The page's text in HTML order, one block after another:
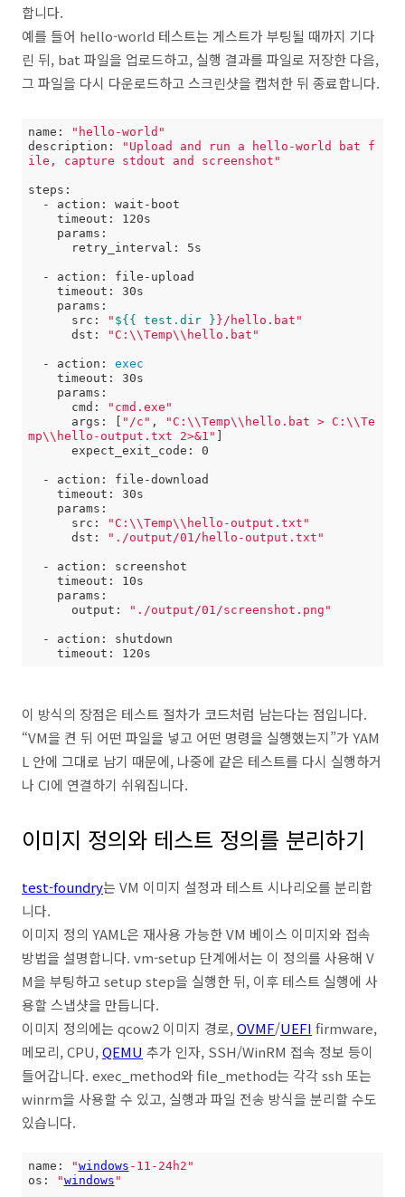
합니다.
예를 들어 hello-world 테스트는 게스트가 부팅될 때까지 기다
린 뒤, bat 파일을 업로드하고, 실행 결과를 파일로 저장한 다음,
그 파일을 다시 다운로드하고 스크린샷을 캡처한 뒤 종료합니다.
name:
"hello-world"
description:
"Upload and run a hello-world bat f
ile, capture stdout and screenshot"
steps:
      src:
" ${{ test.dir }}/hello.bat"
      dst:
"C:\\Temp\\hello.bat"
  - action:
exec
      cmd:
"cmd.exe"
      args: [
"/c" ,
"C:\\Temp\\hello.bat > C:\\Te
mp\\hello-output.txt 2>&1" ]
      src:
"C:\\Temp\\hello-output.txt"
      dst:
"./output/01/hello-output.txt"
      output:
"./output/01/screenshot.png"
    timeout: 120s
이 방식의 장점은 테스트 절차가 코드처럼 남는다는 점입니다.
“VM을 켠 뒤 어떤 파일을 넣고 어떤 명령을 실행했는지”가 YAM
L 안에 그대로 남기 때문에, 나중에 같은 테스트를 다시 실행하거
나 CI에 연결하기 쉬워집니다.
이미지 정의와 테스트 정의를 분리하기
test-foundry는 VM 이미지 설정과 테스트 시나리오를 분리합
니다.
이미지 정의 YAML은 재사용 가능한 VM 베이스 이미지와 접속
방법을 설명합니다. vm-setup 단계에서는 이 정의를 사용해 V
M을 부팅하고 setup step을 실행한 뒤, 이후 테스트 실행에 사
용할 스냅샷을 만듭니다.
이미지 정의에는 qcow2 이미지 경로,OVMF/UEFI firmware,
메모리, CPU,QEMU 추가 인자, SSH/WinRM 접속 정보 등이
들어갑니다. exec_method와 file_method는 각각 ssh 또는
winrm을 사용할 수 있고, 실행과 파일 전송 방식을 분리할 수도
있습니다.
name: "windows -11-24h2"
os:
"windows "